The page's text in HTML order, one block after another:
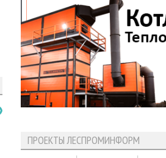
ПРОЕКТЫ ЛЕСПРОМИНФОРМ